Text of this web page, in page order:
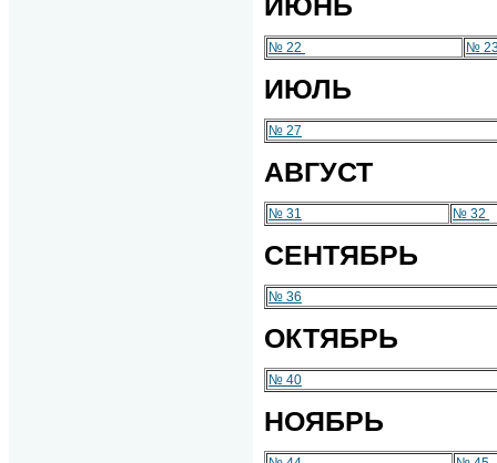
№ 22 №
ИЮЛЬ
№ 27
АВГУСТ
№ 31 № 32
СЕНТЯБРЬ
№ 36
ОКТЯБРЬ
№ 40
НОЯБРЬ